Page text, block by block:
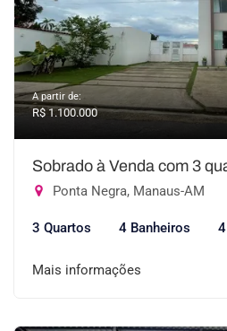
A partir de:
R$ 1.100.000
Sobrado à Venda com 3
Ponta Negra, Manaus-AM
3 Quartos 4 Banheiros
Mais informações